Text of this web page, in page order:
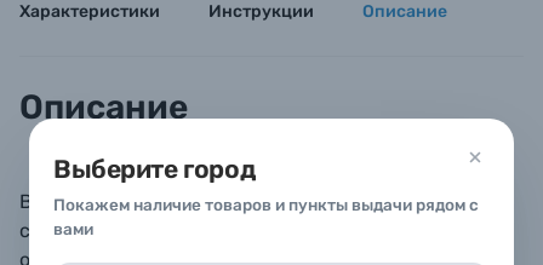
Выберите город
Покажем наличие товаров и пункты выдачи рядом с
вами
Характеристики Инструкции Описание
Описание
Benro SHD ND IR ULCA WMC изготовлен из лучшего
стекла серии B270 немецкого производителя
оптического стекла Schott.